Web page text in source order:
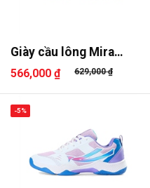
Giày cầu lông Mira
Genesis
566,000 ₫ 629,000 ₫
-5%